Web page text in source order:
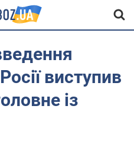
виступив
із